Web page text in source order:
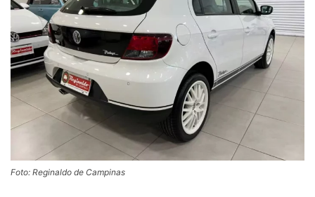
Foto: Reginaldo de Campinas